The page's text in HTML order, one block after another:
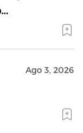
Ago 3, 2026